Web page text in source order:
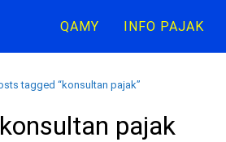
QAMY INFO PAJAK
tagged “konsultan pajak”
konsultan pajak